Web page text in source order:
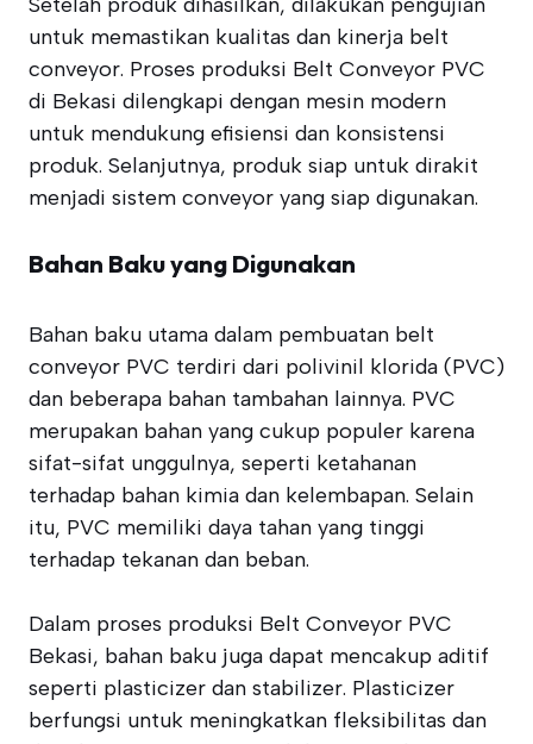
untuk memastikan kualitas dan kinerja belt
conveyor. Proses produksi Belt Conveyor PVC
di Bekasi dilengkapi dengan mesin modern
untuk mendukung efisiensi dan konsistensi
produk. Selanjutnya, produk siap untuk dirakit
menjadi sistem conveyor yang siap digunakan.
Bahan Baku yang Digunakan
Bahan baku utama dalam pembuatan belt
conveyor PVC terdiri dari polivinil klorida (PVC)
dan beberapa bahan tambahan lainnya. PVC
merupakan bahan yang cukup populer karena
sifat-sifat unggulnya, seperti ketahanan
terhadap bahan kimia dan kelembapan. Selain
itu, PVC memiliki daya tahan yang tinggi
terhadap tekanan dan beban.
Dalam proses produksi Belt Conveyor PVC
Bekasi, bahan baku juga dapat mencakup aditif
seperti plasticizer dan stabilizer. Plasticizer
berfungsi untuk meningkatkan fleksibilitas dan